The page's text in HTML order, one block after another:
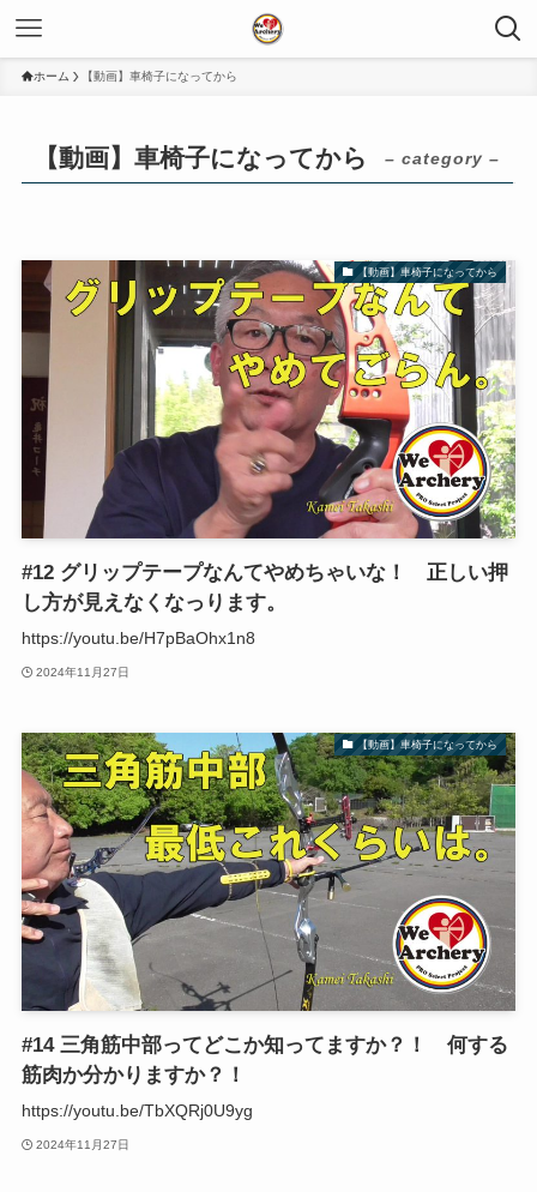
ホーム 【動画】車椅子になってから
【動画】車椅子になってから – category –
【動画】車椅子になってから
#12 グリップテープなんてやめちゃいな！ 正しい押
し方が見えなくなっります。
https://youtu.be/H7pBaOhx1n8
2024年11月27日
【動画】車椅子になってから
#14 三角筋中部ってどこか知ってますか？！ 何する
筋肉か分かりますか？！
https://youtu.be/TbXQRj0U9yg
2024年11月27日